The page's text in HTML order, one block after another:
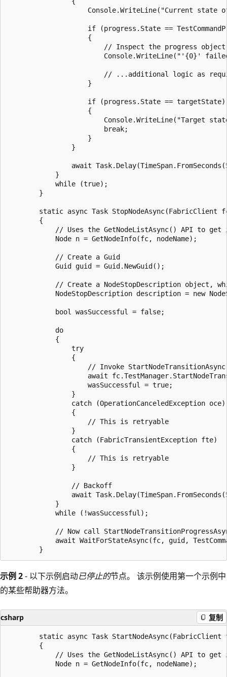
Console.WriteLine("Current state
if (progress.State ==
                    {
// Inspect the progress
Console.WriteLine("'{0}'
// ...additional logic as
                    }
                    if (progress.State == targetState)
                    {
Console.WriteLine("Target
                        break;
                    }
                }
await
            }
            while (true);
        }
static async Task StopNodeAsync(FabricClient
        {
// Uses the GetNodeListAsync() API to get
            Node n = GetNodeInfo(fc, nodeName);
            // Create a Guid
            Guid guid = Guid.NewGuid();
// Create a NodeStopDescription object,
NodeStopDescription description = new
            bool wasSuccessful = false;
            do
            {
                try
                {
// Invoke
await
                    wasSuccessful = true;
                }
                catch (OperationCanceledException oce)
                {
                    // This is retryable
                }
                catch (FabricTransientException fte)
                {
                    // This is retryable
                }
                // Backoff
await
            }
            while (!wasSuccessful);
// Now call
await WaitForStateAsync(fc, guid,
示例 2- 以下示例启动已停止的节点。 该示例使用第一个示例中
的某些帮助器方法。
csharp 复制
static async Task StartNodeAsync(FabricClient
        {
// Uses the GetNodeListAsync() API to get
            Node n = GetNodeInfo(fc, nodeName);